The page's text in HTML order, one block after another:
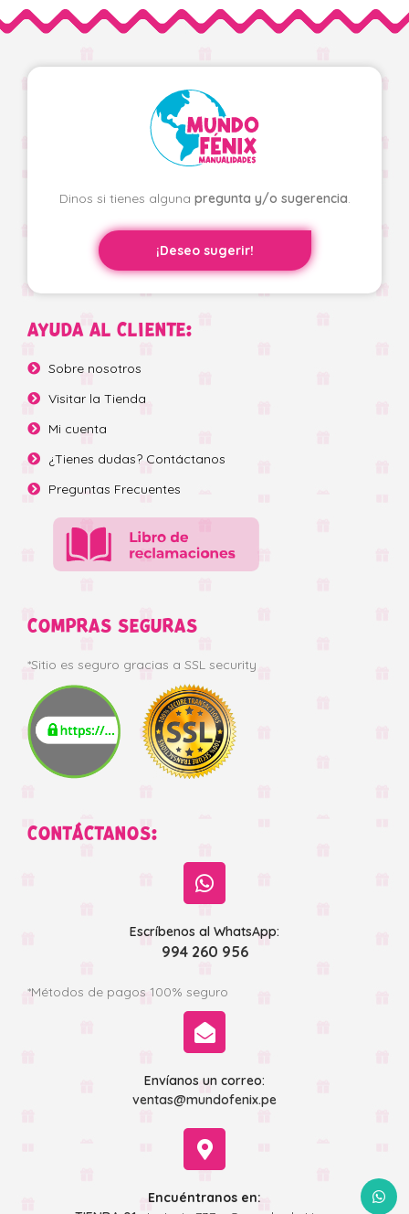
Dinos si tienes alguna pregunta y/o sugerencia.
¡Deseo sugerir!
AYUDA AL CLIENTE:
Sobre nosotros
Visitar la Tienda
Mi cuenta
¿Tienes dudas? Contáctanos
Preguntas Frecuentes
COMPRAS SEGURAS
*Sitio es seguro gracias a SSL security
CONTÁCTANOS:
Escríbenos al WhatsApp:
994 260 956
*Métodos de pagos 100% seguro
Envíanos un correo:
ventas@mundofenix.pe
Encuéntranos en: